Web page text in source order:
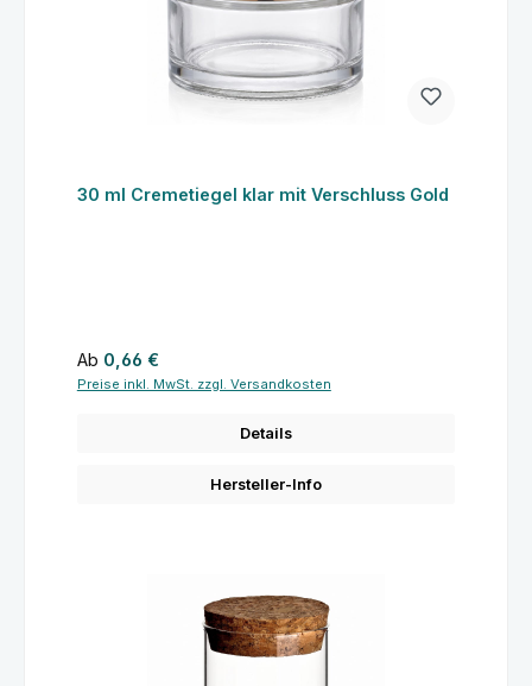
30 ml Cremetiegel klar mit Verschluss Gold
Regulärer Preis:
Ab 0,66 €
Preise inkl. MwSt. zzgl. Versandkosten
Details
Hersteller-Info